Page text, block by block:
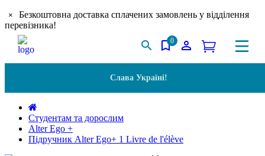
×
Безкоштовна доставка сплачених замовлень у відділення
перевізника!
0
Слава Україні!
Студентам та дорослим
Alter Ego +
Підручник Alter Ego+ 1 Livre de l'élève